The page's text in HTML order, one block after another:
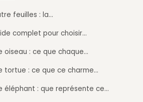
feuilles : la…
complet pour choisir…
oiseau : ce que chaque…
tortue : ce que ce charme…
éléphant : que représente ce…